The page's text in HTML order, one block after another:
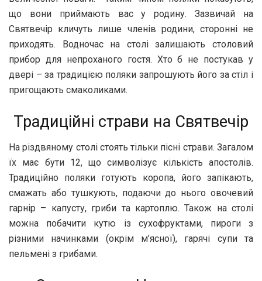
що вони приймають вас у родину. Зазвичай на
Святвечір кличуть лише членів родини, сторонні не
приходять. Водночас на столі залишають столовий
прибор для непроханого гостя. Хто б не постукав у
двері – за традицією поляки запрошують його за стіл і
пригощають смаколиками.
Традиційні страви на Святвечір
На різдвяному столі стоять тільки пісні страви. Загалом
їх має бути 12, що символізує кількість апостолів.
Традиційно поляки готують коропа, його запікають,
смажать або тушкують, подаючи до нього овочевий
гарнір – капусту, гриби та картоплю. Також на столі
можна побачити кутю із сухофруктами, пироги з
різними начинками (окрім м’ясної), гарячі супи та
пельмені з грибами.